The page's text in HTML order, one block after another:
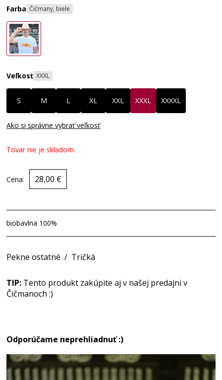
Farba Čičmany, biele
Veľkosť XXXL
S M L XL XXL XXXL XXXXL
Ako si správne vybrať veľkosť
Tovar nie je skladom.
Cena: 28,00 €
biobavlna 100%
Pekne ostatné / Tričká
TIP: Tento produkt zakúpite aj v našej predajni v
Čičmanoch :)
Odporúčame neprehliadnuť :)